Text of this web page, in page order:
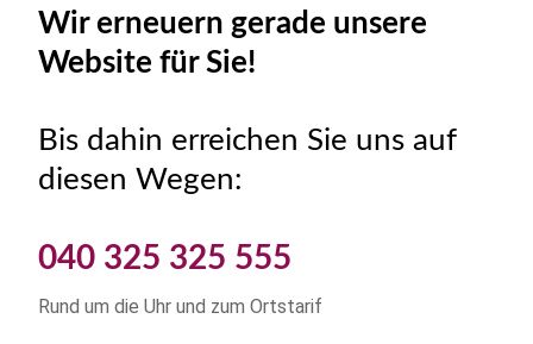
Wir erneuern gerade unsere
Website für Sie!
Bis dahin erreichen Sie uns auf
diesen Wegen:
040 325 325 555
Rund um die Uhr und zum Ortstarif